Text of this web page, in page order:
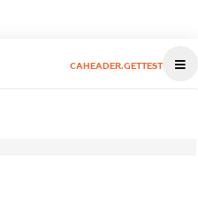
CAHEADER.GETTEST